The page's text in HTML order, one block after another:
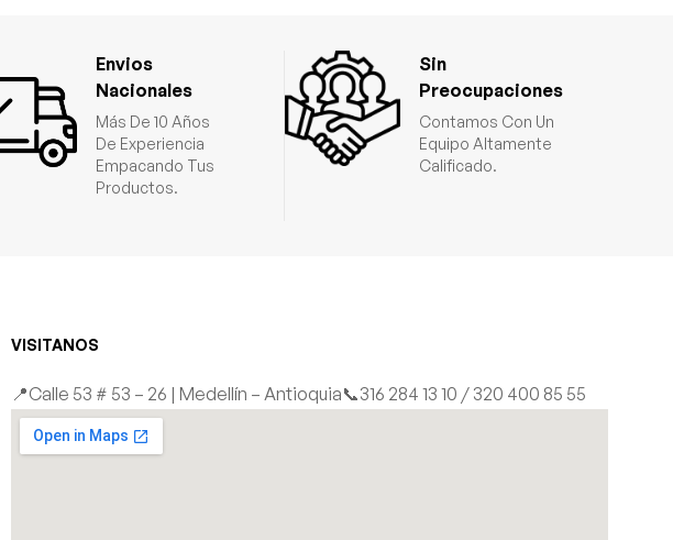
Envios
Nacionales
Más De 10 Años
De Experiencia
Empacando Tus
Productos.
Sin
Preocupaciones
Contamos Con Un
Equipo Altamente
Calificado.
VISITANOS
📍Calle 53 # 53 – 26 | Medellín – Antioquia📞316 284 13 10 / 320 400 85 55